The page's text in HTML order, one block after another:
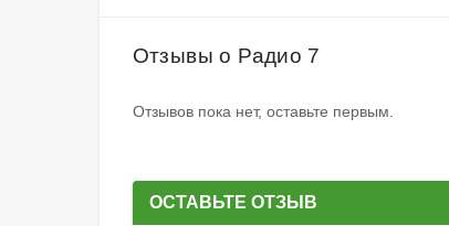
Отзывы о Радио 7
Отзывов пока нет, оставьте первым.
ОСТАВЬТЕ ОТЗЫВ